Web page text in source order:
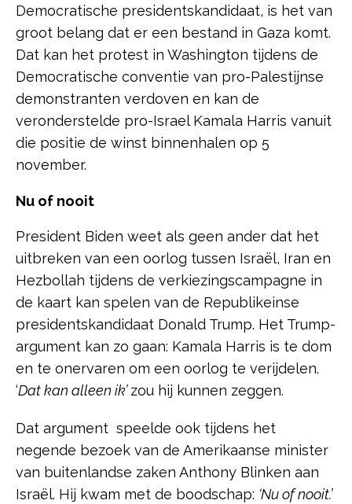
Democratische presidentskandidaat, is het van
groot belang dat er een bestand in Gaza komt.
Dat kan het protest in Washington tijdens de
Democratische conventie van pro-Palestijnse
demonstranten verdoven en kan de
veronderstelde pro-Israel Kamala Harris vanuit
die positie de winst binnenhalen op 5
november.
Nu of nooit
President Biden weet als geen ander dat het
uitbreken van een oorlog tussen Israël, Iran en
Hezbollah tijdens de verkiezingscampagne in
de kaart kan spelen van de Republikeinse
presidentskandidaat Donald Trump. Het Trump-
argument kan zo gaan: Kamala Harris is te dom
en te onervaren om een oorlog te verijdelen.
‘Dat kan alleen ik’zou hij kunnen zeggen.
Dat argument speelde ook tijdens het
negende bezoek van de Amerikaanse minister
van buitenlandse zaken Anthony Blinken aan
Israël. Hij kwam met de boodschap: ‘Nu of nooit.’